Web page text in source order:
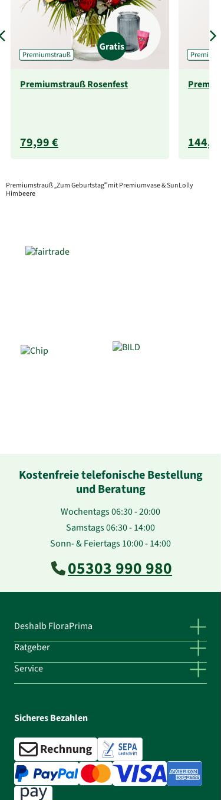
Premiumstrauß Rosenfest
79,99 € 144,99
Premiumstrauß „Zum Geburtstag“ mit Premiumvase & SunLolly
Himbeere
Kostenfreie telefonische Bestellung
und Beratung
Wochentags 06:30 - 20:00
Samstags 06:30 - 14:00
Sonn- & Feiertags 10:00 - 14:00
05303 990 980
Deshalb FloraPrima
Ratgeber
Service
Sicheres Bezahlen